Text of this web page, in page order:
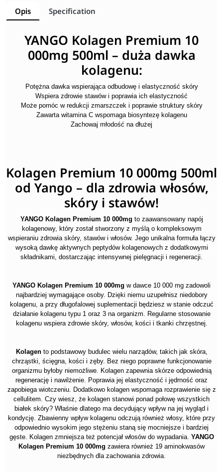
Opis Specification
YANGO Kolagen Premium 10
000mg 500ml – duża dawka
kolagenu:
Potężna dawka wspierająca odbudowę i elastyczność skóry
Wspiera zdrowie stawów i poprawia ich elastyczność
Może pomóc w redukcji zmarszczek i poprawie struktury skóry
Zawarta witamina C wspomaga biosyntezę kolagenu
Zachowaj młodość na dłużej
Kolagen Premium 10 000mg 500ml
od Yango – dla zdrowia włosów,
skóry i stawów!
YANGO Kolagen Premium 10 000mg to zaawansowany napój
kolagenowy, który został stworzony z myślą o kompleksowym
wspieraniu zdrowia skóry, stawów i włosów. Jego unikalna formuła łączy
wysoką dawkę aktywnych peptydów kolagenowych z dodatkowymi
składnikami, dostarczając intensywnej pielęgnacji i regeneracji.
YANGO Kolagen Premium 10 000mg w dawce 10 000 mg zadowoli
najbardziej wymagające osoby. Dzięki niemu uzupełnisz niedobory
kolagenu, a przy długofalowej suplementacji będziesz w stanie odczuć
działanie kolagenu typu 1 oraz 3 na organizm. Regularne stosowanie
kolagenu wspiera zdrowie skóry, włosów, kości i tkanki chrzęstnej.
Kolagento podstawowy budulec wielu narządów, takich jak skóra,
chrząstki, ścięgna, kości i zęby. Bez niego poprawne funkcjonowanie
organizmu byłoby niemożliwe. Kolagen zapewnia skórze odpowiednią
regenerację i nawilżenie. Poprawia jej elastyczność i jędrność oraz
zapobiega wiotczeniu. Dodatkowo kolagen wspomaga rozprawienie się z
cellulitem. Czy wiesz, że kolagen stanowi ponad połowę wszystkich
białek skóry? Właśnie dlatego ma decydujący wpływ na jej wygląd i
kondycję. Zbawienny wpływ kolagenu odczują również włosy, które przy
odpowiednio wysokim jego stężeniu staną się mocniejsze i bardziej
gęste. Kolagen zmniejsza też potencjał włosów do wypadania. YANGO
Kolagen Premium 10 000mg zawiera również 19 aminokwasów
niezbędnych dla zachowania zdrowia.